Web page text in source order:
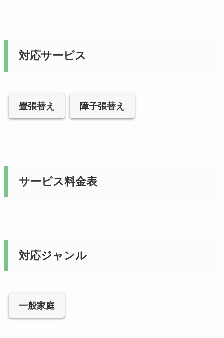
対応サービス
畳張替え 障子張替え
サービス料金表
対応ジャンル
一般家庭